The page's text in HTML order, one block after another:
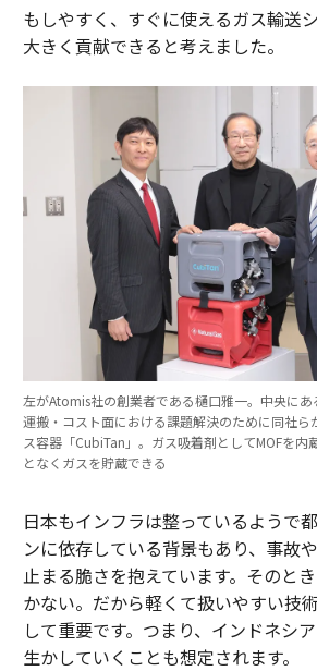
もしやすく、すぐに使えるガス輸送
大きく貢献できると考えました。
左がAtomis社の創業者である樋口雅一。中央に
運搬・コスト面における課題解決のために同社ら
ス容器「CubiTan」。ガス吸着剤としてMOFを内
となくガスを貯蔵できる
日本もインフラは整っているようで
ンに依存している背景もあり、事故
止まる脆さを抱えています。そのと
かない。だから軽くて扱いやすい技
して重要です。つまり、インドネシ
生かしていくことも想定されます。